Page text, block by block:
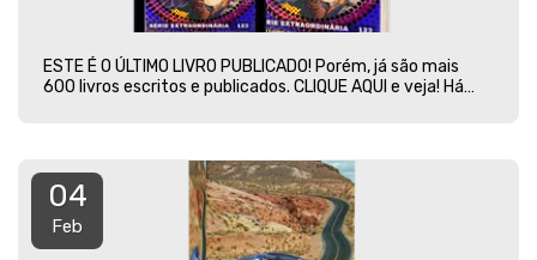
ESTE É O ÚLTIMO LIVRO PUBLICADO! Porém, já são mais
600 livros escritos e publicados. CLIQUE AQUI e veja! Há
para melhorar o seu dia, inclusive algumas verdades nunca
ditas antes.
04
Feb